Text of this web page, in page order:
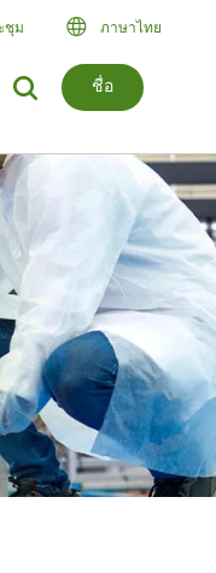
ชื่อ
ชุม ภาษาไทย